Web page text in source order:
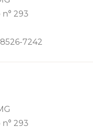
293
7242
293